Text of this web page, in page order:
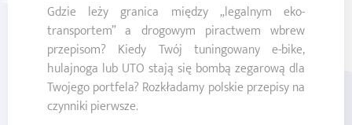
Gdzie leży granica między „legalnym eko-
transportem” a drogowym piractwem wbrew
przepisom? Kiedy Twój tuningowany e-bike,
hulajnoga lub UTO stają się bombą zegarową dla
Twojego portfela? Rozkładamy polskie przepisy na
czynniki pierwsze.